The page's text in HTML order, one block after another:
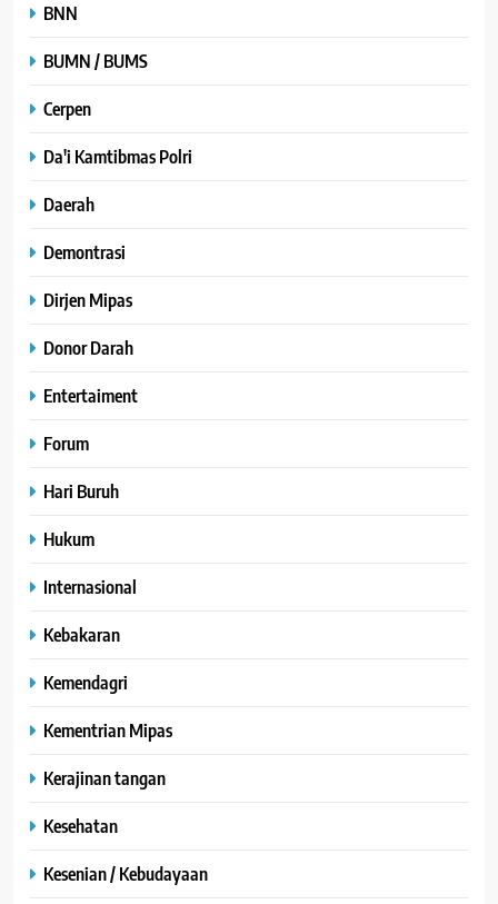
BNN
BUMN / BUMS
Cerpen
Da'i Kamtibmas Polri
Daerah
Demontrasi
Dirjen Mipas
Donor Darah
Entertaiment
Forum
Hari Buruh
Hukum
Internasional
Kebakaran
Kemendagri
Kementrian Mipas
Kerajinan tangan
Kesehatan
Kesenian / Kebudayaan